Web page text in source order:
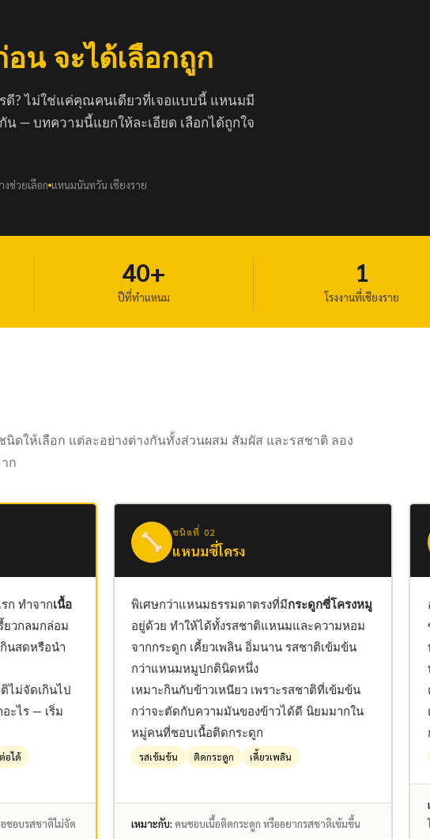
น จะได้เลือกถูก
รดี? ไม่ใช่แค่คุณคนเดียวที่เจอแบบนี้ แหนมมี
— บทความนี้แยกให้ละเอียด เลือกได้ถูกใจ
งช่วยเลือก แหนมนันทวัน เชียงราย
40+
ปีที่ทำแหนม
1
โรงงานที่เชียงราย
ให้เลือก แต่ละอย่างต่างกันทั้งส่วนผสม สัมผัส และรสชาติ ลอง
ก
ก ทำจากเนื้อ
ยวกลมกล่อม
กินสดหรือนำ
ไม่จัดเกินไป
ะไร — เริ่ม
อได้
ชอบรสชาติไม่จัด
ชนิดที่ 02
แหนมซี่โครง
พิเศษกว่าแหนมธรรมดาตรงที่มีกระดูกซี่โครงหมู
อยู่ด้วย ทำให้ได้ทั้งรสชาติแหนมและความหอม
จากกระดูก เคี้ยวเพลิน อิ่มนาน รสชาติเข้มข้น
กว่าแหนมหมูปกตินิดหนึ่ง
เหมาะกินกับข้าวเหนียว เพราะรสชาติที่เข้มข้น
กว่าจะตัดกับความมันของข้าวได้ดี นิยมมากใน
หมู่คนที่ชอบเนื้อติดกระดูก
รสเข้มข้น ติดกระดูก เคี้ยวเพลิน
เหมาะกับ: คนชอบเนื้อติดกระดูก หรืออยากรสชาติเข้มขึ้น